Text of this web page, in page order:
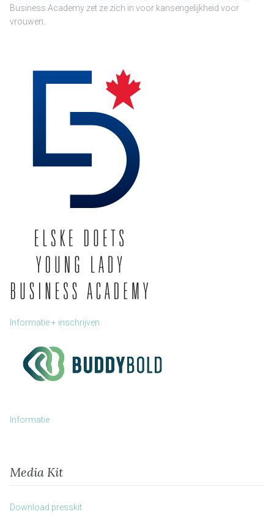
Business Academy zet ze zich in voor kansengelijkheid voor
vrouwen.
Informatie + inschrijven
Informatie
Media Kit
Download presskit